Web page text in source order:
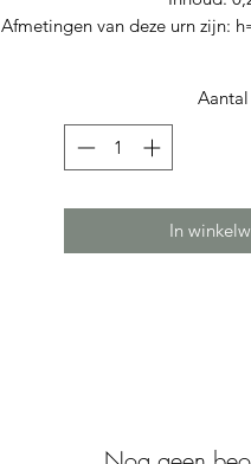
Afmetingen van deze urn zijn:
Aantal
In